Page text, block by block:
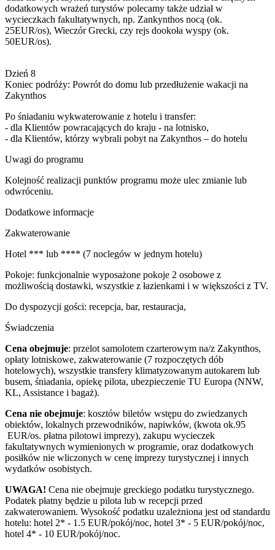
dodatkowych wrażeń turystów polecamy także udział w
wycieczkach fakultatywnych, np. Zankynthos nocą (ok.
25EUR/os), Wieczór Grecki, czy rejs dookoła wyspy (ok.
50EUR/os).
Dzień 8
Koniec podróży: Powrót do domu lub przedłużenie wakacji na
Zakynthos
Po śniadaniu wykwaterowanie z hotelu i transfer:
- dla Klientów powracających do kraju - na lotnisko,
- dla Klientów, którzy wybrali pobyt na Zakynthos – do hotelu
Uwagi do programu
Kolejność realizacji punktów programu może ulec zmianie lub
odwróceniu.
Dodatkowe informacje
Zakwaterowanie
Hotel *** lub **** (7 noclegów w jednym hotelu)
Pokoje: funkcjonalnie wyposażone pokoje 2 osobowe z
możliwością dostawki, wszystkie z łazienkami i w większości z TV.
Do dyspozycji gości: recepcja, bar, restauracja,
Świadczenia
Cena obejmuje: przelot samolotem czarterowym na/z Zakynthos,
opłaty lotniskowe, zakwaterowanie (7 rozpoczętych dób
hotelowych), wszystkie transfery klimatyzowanym autokarem lub
busem, śniadania, opiekę pilota, ubezpieczenie TU Europa (NNW,
KL, Assistance i bagaż).
Cena nie obejmuje: kosztów biletów wstępu do zwiedzanych
obiektów, lokalnych przewodników, napiwków, (kwota ok.95
EUR/os. płatna pilotowi imprezy), zakupu wycieczek
fakultatywnych wymienionych w programie, oraz dodatkowych
posiłków nie wliczonych w cenę imprezy turystycznej i innych
wydatków osobistych.
UWAGA! Cena nie obejmuje greckiego podatku turystycznego.
Podatek płatny będzie u pilota lub w recepcji przed
zakwaterowaniem. Wysokość podatku uzależniona jest od standardu
hotelu: hotel 2* - 1.5 EUR/pokój/noc, hotel 3* - 5 EUR/pokój/noc,
hotel 4* - 10 EUR/pokój/noc.